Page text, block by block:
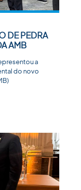
DE PEDRA
AMB
a
do novo